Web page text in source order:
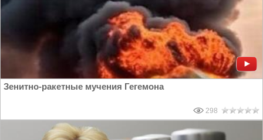
Зенитно-ракетные мучения Гегемона
298